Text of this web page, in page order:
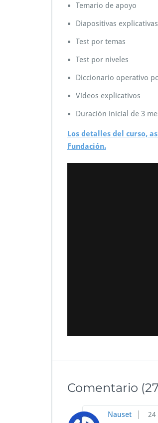
Temario de apoyo
Diapositivas explicativas
Test por temas
Test por niveles
Diccionario operativo
Vídeos explicativos
Duración inicial de 3
Los detalles del curso,
Fundación.
Comentario
Nauset 24